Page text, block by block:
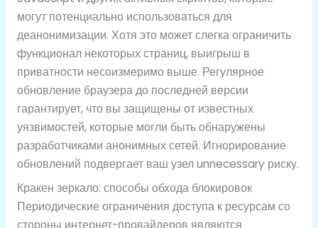
могут потенциально использоваться для
деанонимизации. Хотя это может слегка ограничить
функционал некоторых страниц, выигрыш в
приватности несоизмеримо выше. Регулярное
обновление браузера до последней версии
гарантирует, что вы защищены от известных
уязвимостей, которые могли быть обнаружены
разработчиками анонимных сетей. Игнорирование
обновлений подвергает ваш узел unnecessary риску.
Кракен зеркало: способы обхода блокировок
Периодические ограничения доступа к ресурсам со
стороны интернет-провайдеров являются